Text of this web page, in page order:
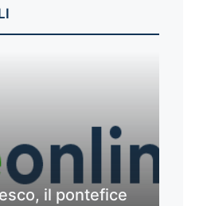
il pontefice